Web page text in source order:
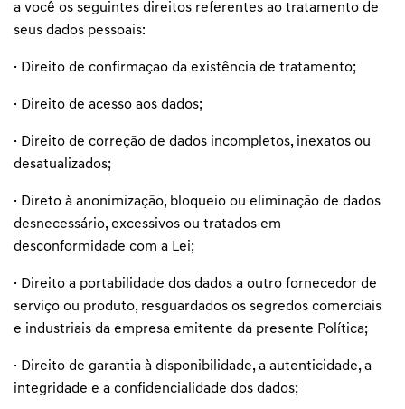
a você os seguintes direitos referentes ao tratamento de
seus dados pessoais:
· Direito de confirmação da existência de tratamento;
· Direito de acesso aos dados;
· Direito de correção de dados incompletos, inexatos ou
desatualizados;
· Direto à anonimização, bloqueio ou eliminação de dados
desnecessário, excessivos ou tratados em
desconformidade com a Lei;
· Direito a portabilidade dos dados a outro fornecedor de
serviço ou produto, resguardados os segredos comerciais
e industriais da empresa emitente da presente Política;
· Direito de garantia à disponibilidade, a autenticidade, a
integridade e a confidencialidade dos dados;